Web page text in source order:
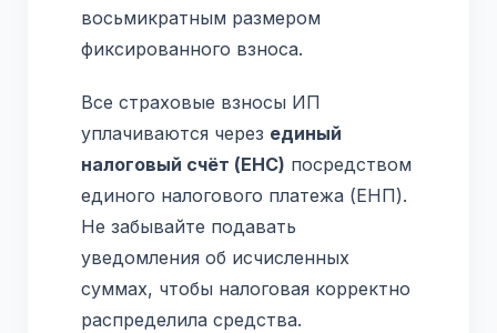
восьмикратным размером
фиксированного взноса.
Все страховые взносы ИП
уплачиваются через единый
налоговый счёт (ЕНС) посредством
единого налогового платежа (ЕНП).
Не забывайте подавать
уведомления об исчисленных
суммах, чтобы налоговая корректно
распределила средства.